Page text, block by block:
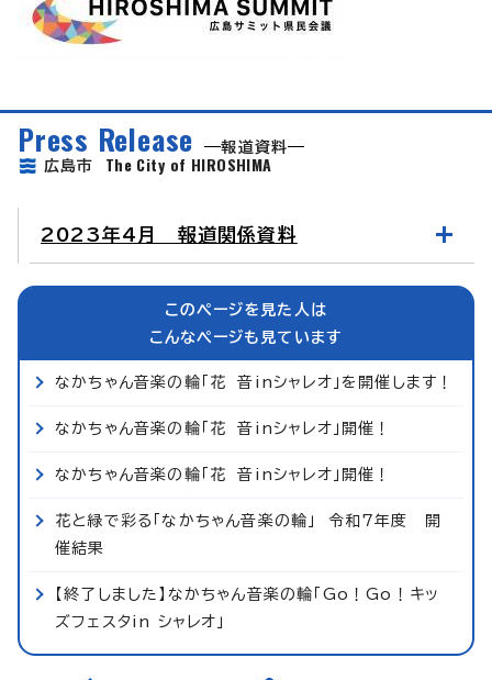
Press Release
報道資料
広島市 The City of HIROSHIMA
2023年4月 報道関係資料
このページを見た人は
こんなページも見ています
なかちゃん音楽の輪「花 音inシャレオ」を開催します！
なかちゃん音楽の輪「花 音inシャレオ」開催！
なかちゃん音楽の輪「花 音inシャレオ」開催！
花と緑で彩る「なかちゃん音楽の輪」 令和7年度 開
催結果
【終了しました】なかちゃん音楽の輪「Go！Go！キッ
ズフェスタin シャレオ」